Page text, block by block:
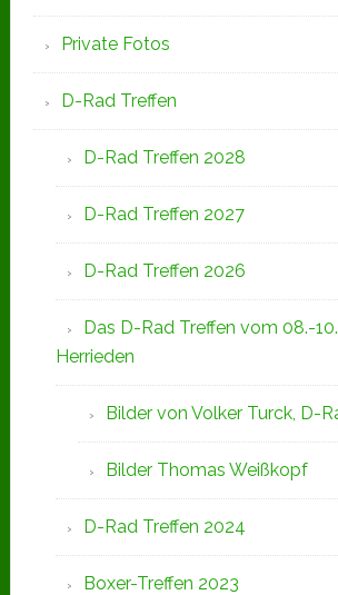
Private Fotos
D-Rad Treffen
D-Rad Treffen 2028
D-Rad Treffen 2027
D-Rad Treffen 2026
Das D-Rad Treffen vom 08.-
Herrieden
Bilder von Volker Turck, D-
Bilder Thomas Weißkopf
D-Rad Treffen 2024
Boxer-Treffen 2023